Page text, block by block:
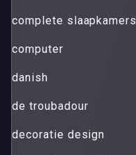
complete slaapkamers
computer
danish
de troubadour
decoratie design